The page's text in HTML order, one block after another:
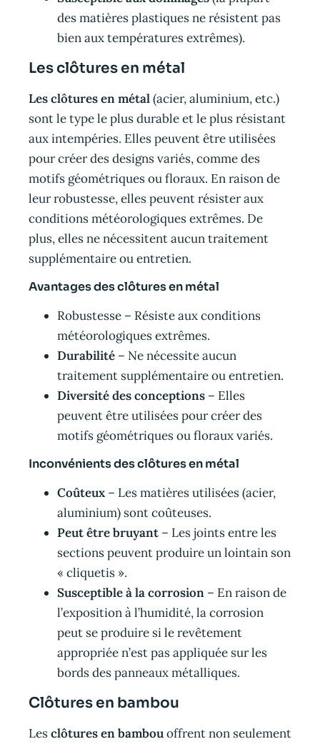
des matières plastiques ne résistent pas
bien aux températures extrêmes).
Les clôtures en métal
Les clôtures en métal(acier, aluminium, etc.)
sont le type le plus durable et le plus résistant
aux intempéries. Elles peuvent être utilisées
pour créer des designs variés, comme des
motifs géométriques ou floraux. En raison de
leur robustesse, elles peuvent résister aux
conditions météorologiques extrêmes. De
plus, elles ne nécessitent aucun traitement
supplémentaire ou entretien.
Avantages des clôtures en métal
Robustesse – Résiste aux conditions
météorologiques extrêmes.
Durabilité – Ne nécessite aucun
traitement supplémentaire ou entretien.
Diversité des conceptions – Elles
peuvent être utilisées pour créer des
motifs géométriques ou floraux variés.
Inconvénients des clôtures en métal
Coûteux – Les matières utilisées (acier,
aluminium) sont coûteuses.
Peut être bruyant – Les joints entre les
sections peuvent produire un lointain son
« cliquetis ».
Susceptible à la corrosion – En raison de
l’exposition à l’humidité, la corrosion
peut se produire si le revêtement
appropriée n’est pas appliquée sur les
bords des panneaux métalliques.
Clôtures en bambou
Lesclôtures en bambouoffrent non seulement